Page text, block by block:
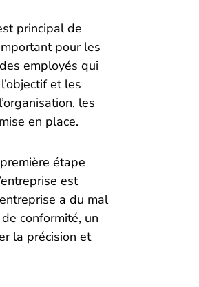
principal de
pour les
employés qui
et les
les
en place.
étape
est
a du mal
conformité, un
la précision et